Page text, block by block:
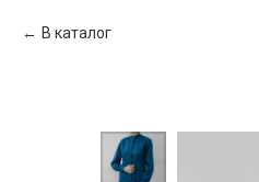
В каталог